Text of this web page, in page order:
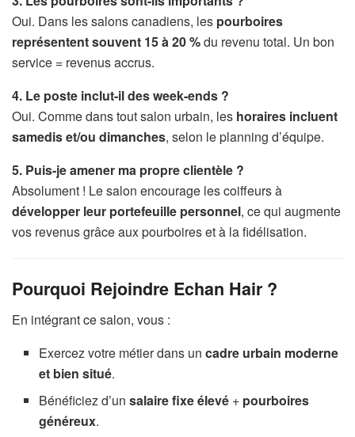
Oui. Dans les salons canadiens, les pourboires
représentent souvent 15 à 20 %du revenu total. Un bon
service = revenus accrus.
4. Le poste inclut-il des week-ends ?
Oui. Comme dans tout salon urbain, les horaires incluent
samedis et/ou dimanches, selon le planning d’équipe.
5. Puis-je amener ma propre clientèle ?
Absolument ! Le salon encourage les coiffeurs à
développer leur portefeuille personnel, ce qui augmente
vos revenus grâce aux pourboires et à la fidélisation.
Pourquoi Rejoindre Echan Hair ?
En intégrant ce salon, vous :
Exercez votre métier dans uncadre urbain moderne
et bien situé.
Bénéficiez d’unsalaire fixe élevé + pourboires
généreux.